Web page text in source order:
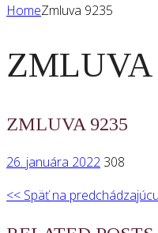
HomeZmluva 9235
ZMLUVA
ZMLUVA 9235
26. januára 2022 308
<< Späť na